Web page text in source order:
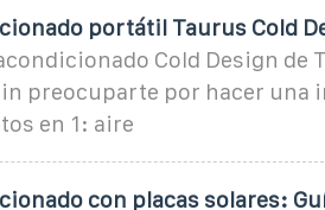
portátil Taurus Cold
Cold Design
preocuparte por hacer una
en 1: aire
con placas solares: